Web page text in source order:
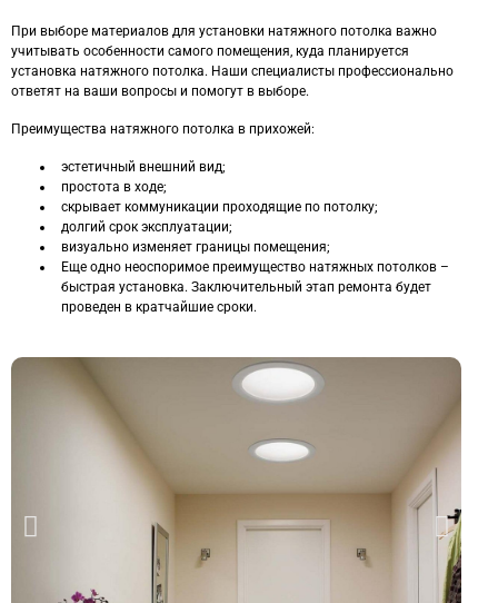
При выборе материалов для установки натяжного потолка важно
учитывать особенности самого помещения, куда планируется
установка натяжного потолка. Наши специалисты профессионально
ответят на ваши вопросы и помогут в выборе.
Преимущества натяжного потолка в прихожей:
эстетичный внешний вид;
простота в ходе;
скрывает коммуникации проходящие по потолку;
долгий срок эксплуатации;
визуально изменяет границы помещения;
Еще одно неоспоримое преимущество натяжных потолков –
быстрая установка. Заключительный этап ремонта будет
проведен в кратчайшие сроки.